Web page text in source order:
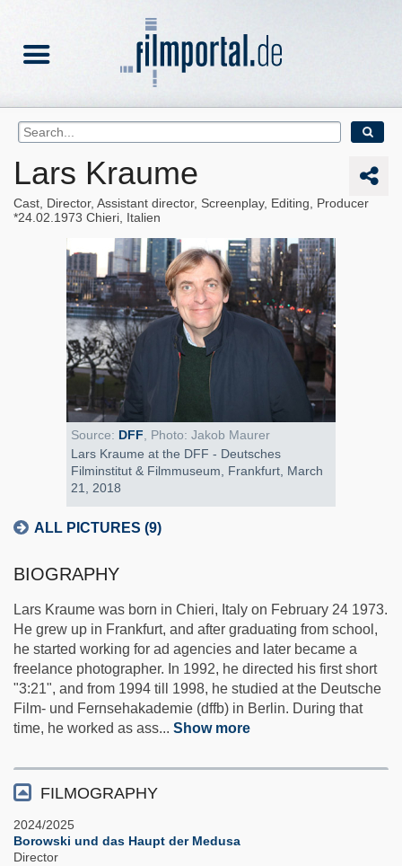
Lars Kraume
Cast, Director, Assistant director, Screenplay, Editing, Producer
24.02.1973 Chieri, Italien
Source: DFF , Photo: Jakob Maurer
Lars Kraume at the DFF - Deutsches
Filminstitut & Filmmuseum, Frankfurt, March
21, 2018
ALL PICTURES (9)
BIOGRAPHY
Lars Kraume was born in Chieri, Italy on February 24 1973.
He grew up in Frankfurt, and after graduating from school,
he started working for ad agencies and later became a
freelance photographer. In 1992, he directed his first short
"3:21", and from 1994 till 1998, he studied at the Deutsche
Film- und Fernsehakademie (dffb) in Berlin. During that
time, he worked as ass... Show more
FILMOGRAPHY
2024/2025
Borowski und das Haupt der Medusa
Director